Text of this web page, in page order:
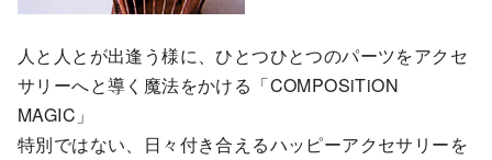
人と人とが出逢う様に、ひとつひとつのパーツをアクセ
サリーへと導く魔法をかける「COMPOSiTiON
MAGIC」
特別ではない、日々付き合えるハッピーアクセサリーを